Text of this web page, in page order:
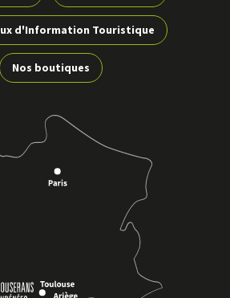
d'Information Touristique
Nos boutiques